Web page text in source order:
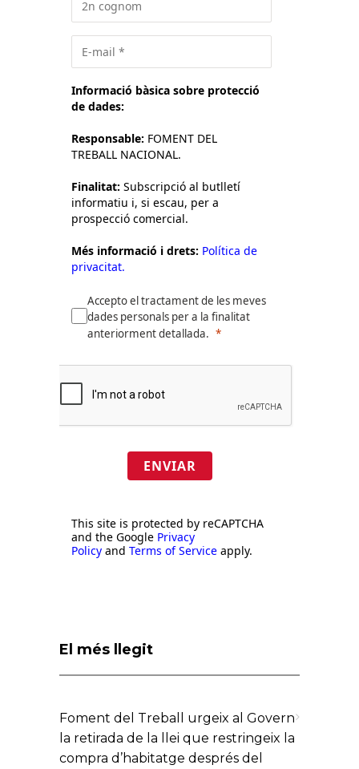
Informació bàsica sobre protecció
de dades:
Responsable: FOMENT DEL
TREBALL NACIONAL.
Finalitat: Subscripció al butlletí
informatiu i, si escau, per a
prospecció comercial.
Més informació i drets: Política de
privacitat.
Accepto el tractament de les meves
dades personals per a la finalitat
anteriorment detallada.
ENVIAR
This site is protected by reCAPTCHA
and the Google Privacy
Policy and Terms of Service apply.
El més llegit
Foment del Treball urgeix al Govern
la retirada de la llei que restringeix la
compra d’habitatge després del